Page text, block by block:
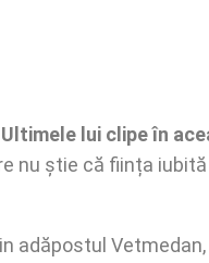
Ultimele lui clipe în
nu știe că ființa
adăpostul